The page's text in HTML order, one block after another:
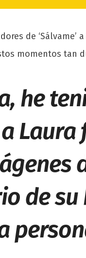
de ‘Sálvame’
momentos tan
he
de su